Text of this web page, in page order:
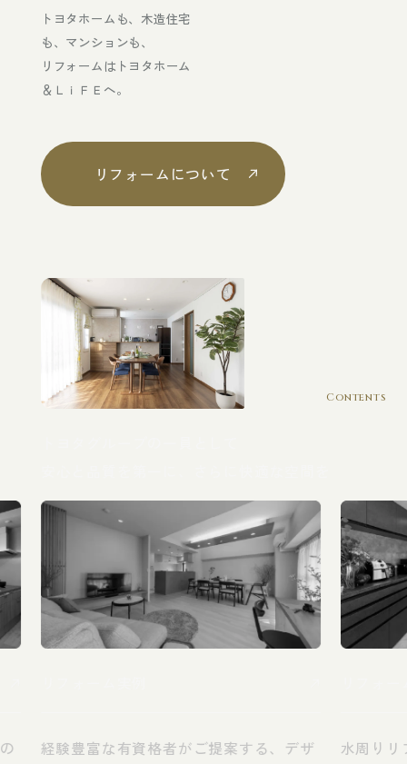
トヨタホームも、木造住宅
も、マンションも、
リフォームはトヨタホーム
＆ＬｉＦＥへ。
リフォームについて
Contents
経験豊富な有資格者がご提案する、デザ
水周り